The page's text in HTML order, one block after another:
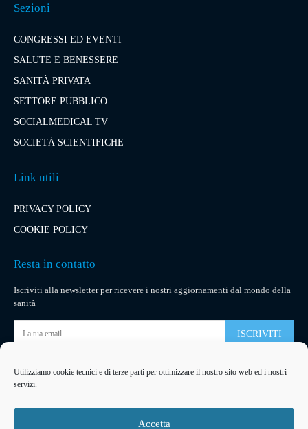
Utilizziamo cookie tecnici e di terze parti per ottimizzare il nostro sito web ed i nostri
servizi.
Accetta
Sezioni
CONGRESSI ED EVENTI
SALUTE E BENESSERE
SANITÀ PRIVATA
SETTORE PUBBLICO
SOCIALMEDICAL TV
SOCIETÀ SCIENTIFICHE
Link utili
PRIVACY POLICY
COOKIE POLICY
Resta in contatto
Iscriviti alla newsletter per ricevere i nostri aggiornamenti dal mondo della
sanità
ISCRIVITI
Pubblicità
La tua pubblicità